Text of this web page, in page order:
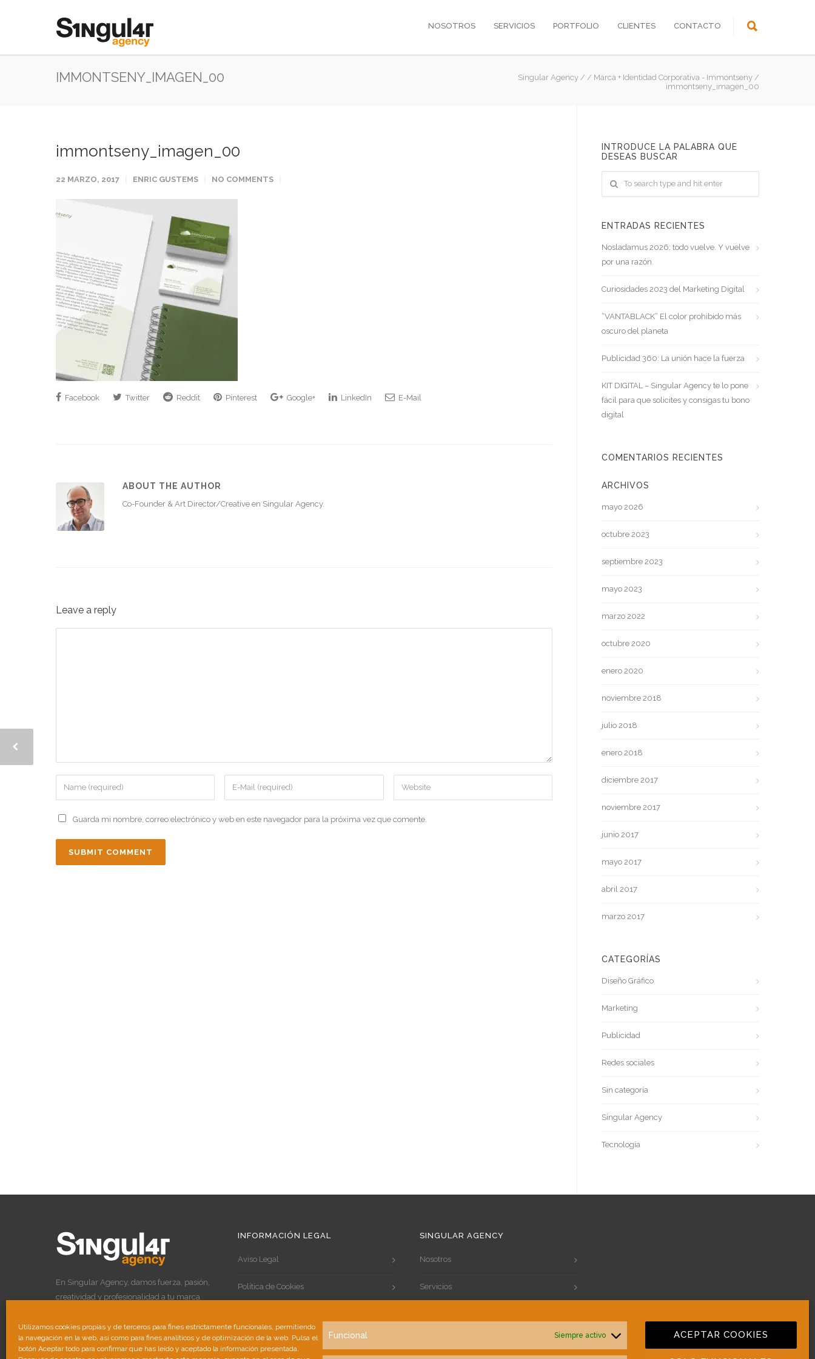
Utilizamos cookies propias y de terceros para fines estrictamente funcionales, permitiendo
la navegación en la web, así como para fines analíticos y de optimización de la web. Pulsa el
botón Aceptar todo para confirmar que has leído y aceptado la información presentada.
Funcional Siempre activo ACEPTAR COOKIES
NOSOTROS SERVICIOS PORTFOLIO CLIENTES CONTACTO
IMMONTSENY_IMAGEN_00 Singular Agency / / Marca + Identidad Corporativa - Immontseny /
immontseny_imagen_00
immontseny_imagen_00
22 MARZO, 2017 ENRIC GUSTEMS NO COMMENTS
Facebook Twitter Reddit Pinterest Google+ LinkedIn E-Mail
ABOUT THE AUTHOR
Co-Founder & Art Director/Creative en Singular Agency.
Leave a reply
Guarda mi nombre, correo electrónico y web en este navegador para la próxima vez que comente.
INTRODUCE LA PALABRA QUE
DESEAS BUSCAR
ENTRADAS RECIENTES
Nosladamus 2026: todo vuelve. Y vuelve
por una razón.
Curiosidades 2023 del Marketing Digital
“VANTABLACK” El color prohibido más
oscuro del planeta
Publicidad 360: La unión hace la fuerza
KIT DIGITAL – Singular Agency te lo pone
fácil para que solicites y consigas tu bono
digital
COMENTARIOS RECIENTES
ARCHIVOS
mayo 2026
octubre 2023
septiembre 2023
mayo 2023
marzo 2022
octubre 2020
enero 2020
noviembre 2018
julio 2018
enero 2018
diciembre 2017
noviembre 2017
junio 2017
mayo 2017
abril 2017
marzo 2017
CATEGORÍAS
Diseño Gráfico
Marketing
Publicidad
Redes sociales
Sin categoría
Singular Agency
Tecnología
En Singular Agency, damos fuerza, pasión,
creatividad y profesionalidad a tu marca
INFORMACIÓN LEGAL
Aviso Legal
Política de Cookies
SINGULAR AGENCY
Nosotros
Servicios